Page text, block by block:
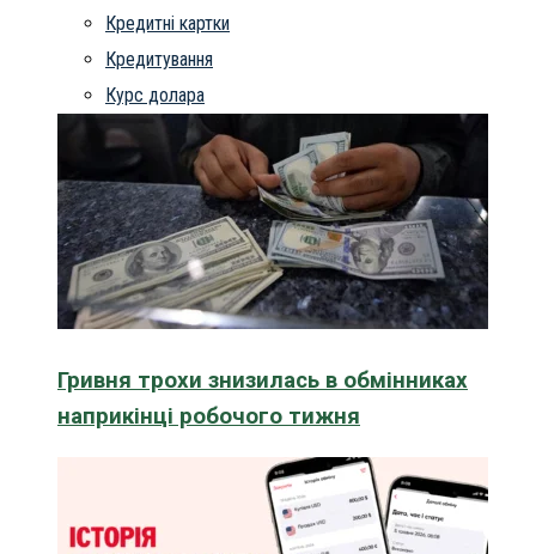
Кредитні картки
Кредитування
Курс долара
Гривня трохи знизилась в обмінниках
наприкінці робочого тижня